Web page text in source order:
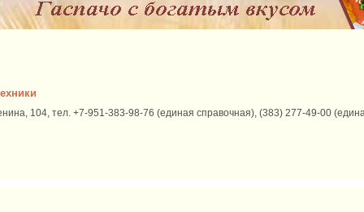
104, тел. +7-951-383-98-76 (единая справочная), (383) 277-49-00